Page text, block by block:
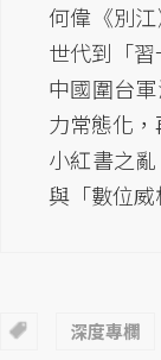
何偉《別
世代到「
中國圍台
力常態化
小紅書之
與「數位威
深度專欄